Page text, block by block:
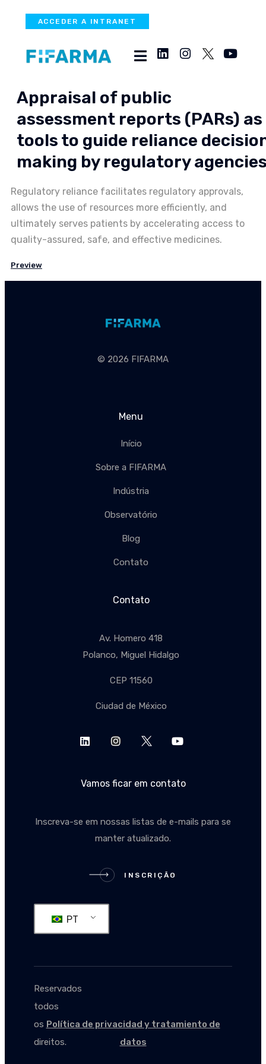
ACCEDER A INTRANET
Appraisal of public
assessment reports (PARs) as
tools to guide reliance
making by regulatory
Regulatory reliance facilitates regulatory approvals,
allows the use of resources more efficiently, and
ultimately serves patients by accelerating access to
quality-assured, safe, and effective medicines.
Preview
© 2026 FIFARMA
Menu
Início
Sobre a FIFARMA
Indústria
Observatório
Blog
Contato
Contato
Av. Homero 418
Polanco, Miguel Hidalgo
CEP 11560
Ciudad de México
Vamos ficar em contato
Inscreva-se em nossas listas de e-mails para se
manter atualizado.
INSCRIÇÃO
INSCRIÇÃO
PT
Reservados
todos
os
direitos.
Política de privacidad y tratamiento de
datos